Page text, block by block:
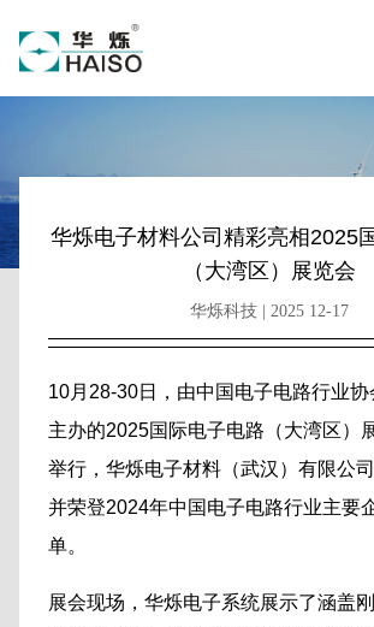
华烁电子材料公司精彩亮相2025
（大湾区）展览会
华烁科技 | 2025 12-17
10月28-30日，由中国电子电路行业协
主办的2025国际电子电路（大湾区）
举行，华烁电子材料（武汉）有限公
并荣登2024年中国电子电路行业主要
单。
展会现场，华烁电子系统展示了涵盖